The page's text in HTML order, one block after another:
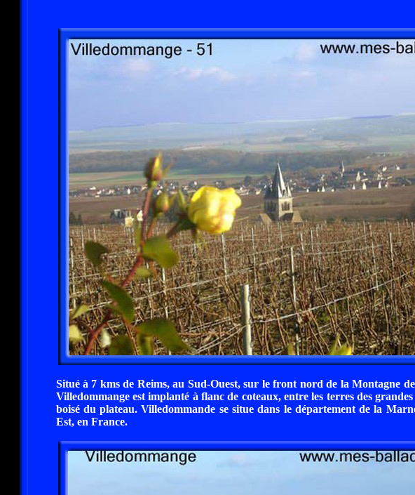
Situé à 7 kms de Reims, au Sud-Ouest, sur le front nord de la Montagne
Villedommange est implanté à flanc de coteaux, entre les terres des
boisé du plateau. Villedommande se situe dans le département de la
Est, en France.